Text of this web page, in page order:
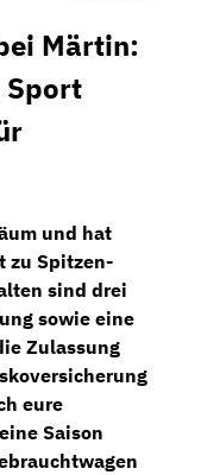
Märtin:
Sport
und hat
zu Spitzen-
sind drei
sowie eine
Zulassung
eure
Saison